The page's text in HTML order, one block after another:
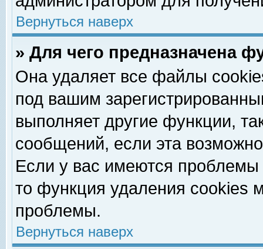
Вернуться наверх
» Для чего предназначена
Она удаляет все файлы
под вашим
выполняет другие функции,
сообщений, если эта
Если у вас имеются
то функция удаления cookies
проблемы.
Вернуться наверх